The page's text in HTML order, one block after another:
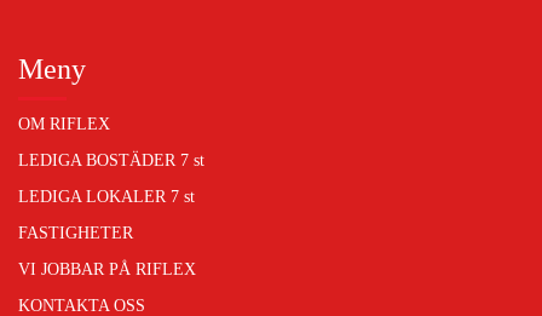
Meny
OM RIFLEX
LEDIGA BOSTÄDER 7 st
LEDIGA LOKALER 7 st
FASTIGHETER
VI JOBBAR PÅ RIFLEX
KONTAKTA OSS